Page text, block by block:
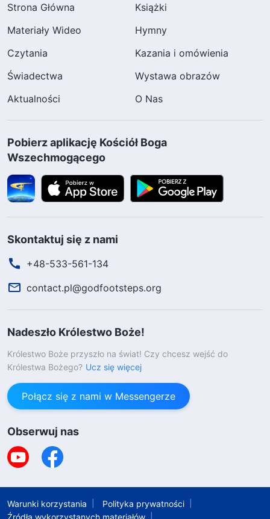
Strona Główna
Książki
Materiały Wideo
Hymny
Czytania
Kazania i omówienia
Świadectwa
Wystawa obrazów
Aktualności
O Nas
Pobierz aplikację Kościół Boga
Wszechmogącego
Skontaktuj się z nami
+48-533-561-134
contact.pl@godfootsteps.org
Nadeszło Królestwo Boże!
Królestwo Boże przyszło na świat! Czy chcesz wejść do
Królestwa Bożego? Ucz się więcej
Połącz się z nami w Messengerze
Obserwuj nas
Warunki korzystania
Polityka prywatności
Modlitwa jest naszym oddechem, Słowo
Boże jest naszym życiem. Czy chciałbyś